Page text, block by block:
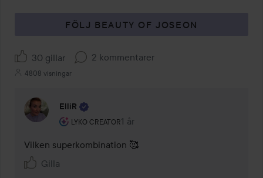
FÖLJ BEAUTY OF JOSEON
30 gillar 2 kommentarer
4808 visningar
ElliR
LYKO CREATOR
Användarens roll: Lyko Creator.
1 år
Kommentaren lades 1 år
Vilken superkombination 🥰
Gilla